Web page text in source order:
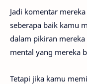
Jadi komentar
seberapa baik kamu
dalam pikiran
mental yang mereka
Tetapi jika kamu